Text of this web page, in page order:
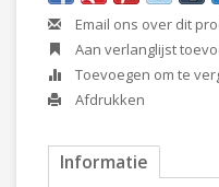
Email ons over dit
Aan verlanglijst
Toevoegen om te
Afdrukken
Informatie